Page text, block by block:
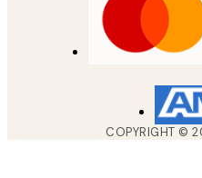
COPYRIGHT ©